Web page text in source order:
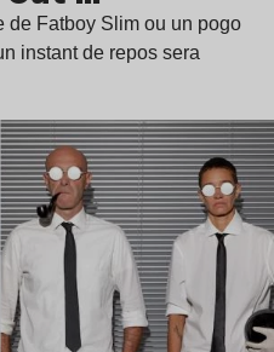
de Fatboy Slim ou un pogo
instant de repos sera